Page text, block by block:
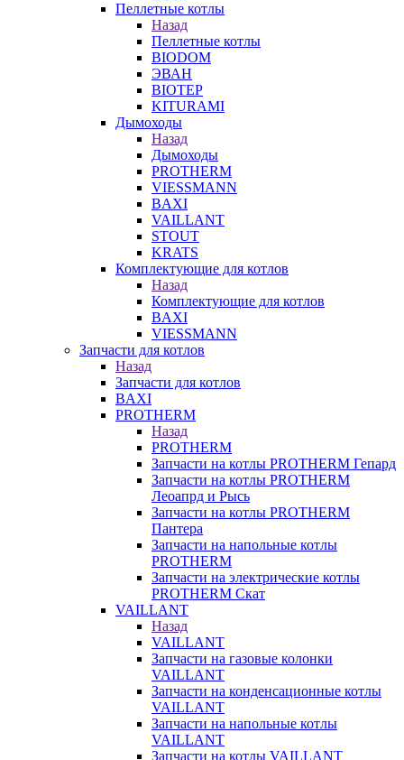
Пеллетные котлы
Назад
Пеллетные котлы
BIODOM
ЭВАН
BIOTEP
KITURAMI
Дымоходы
Назад
Дымоходы
PROTHERM
VIESSMANN
BAXI
VAILLANT
STOUT
KRATS
Комплектующие для котлов
Назад
Комплектующие для котлов
BAXI
VIESSMANN
Запчасти для котлов
Назад
Запчасти для котлов
BAXI
PROTHERM
Назад
PROTHERM
Запчасти на котлы PROTHERM Гепард
Запчасти на котлы PROTHERM
Леоапрд и Рысь
Запчасти на котлы PROTHERM
Пантера
Запчасти на напольные котлы
PROTHERM
Запчасти на электрические котлы
PROTHERM Скат
VAILLANT
Назад
VAILLANT
Запчасти на газовые колонки
VAILLANT
Запчасти на конденсационные котлы
VAILLANT
Запчасти на напольные котлы
VAILLANT
Запчасти на котлы VAILLANT